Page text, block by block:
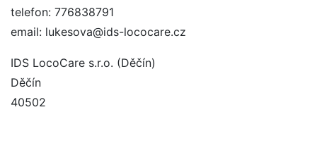
telefon: 776838791
email: lukesova@ids-lococare.cz
IDS LocoCare s.r.o. (Děčín)
Děčín
40502